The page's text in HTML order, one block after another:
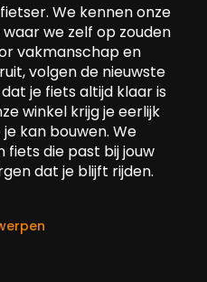
We kennen onze
we zelf op zouden
vakmanschap en
volgen de nieuwste
je fiets altijd klaar is
winkel krijg je eerlijk
kan bouwen. We
fiets die past bij jouw
dat je blijft rijden.